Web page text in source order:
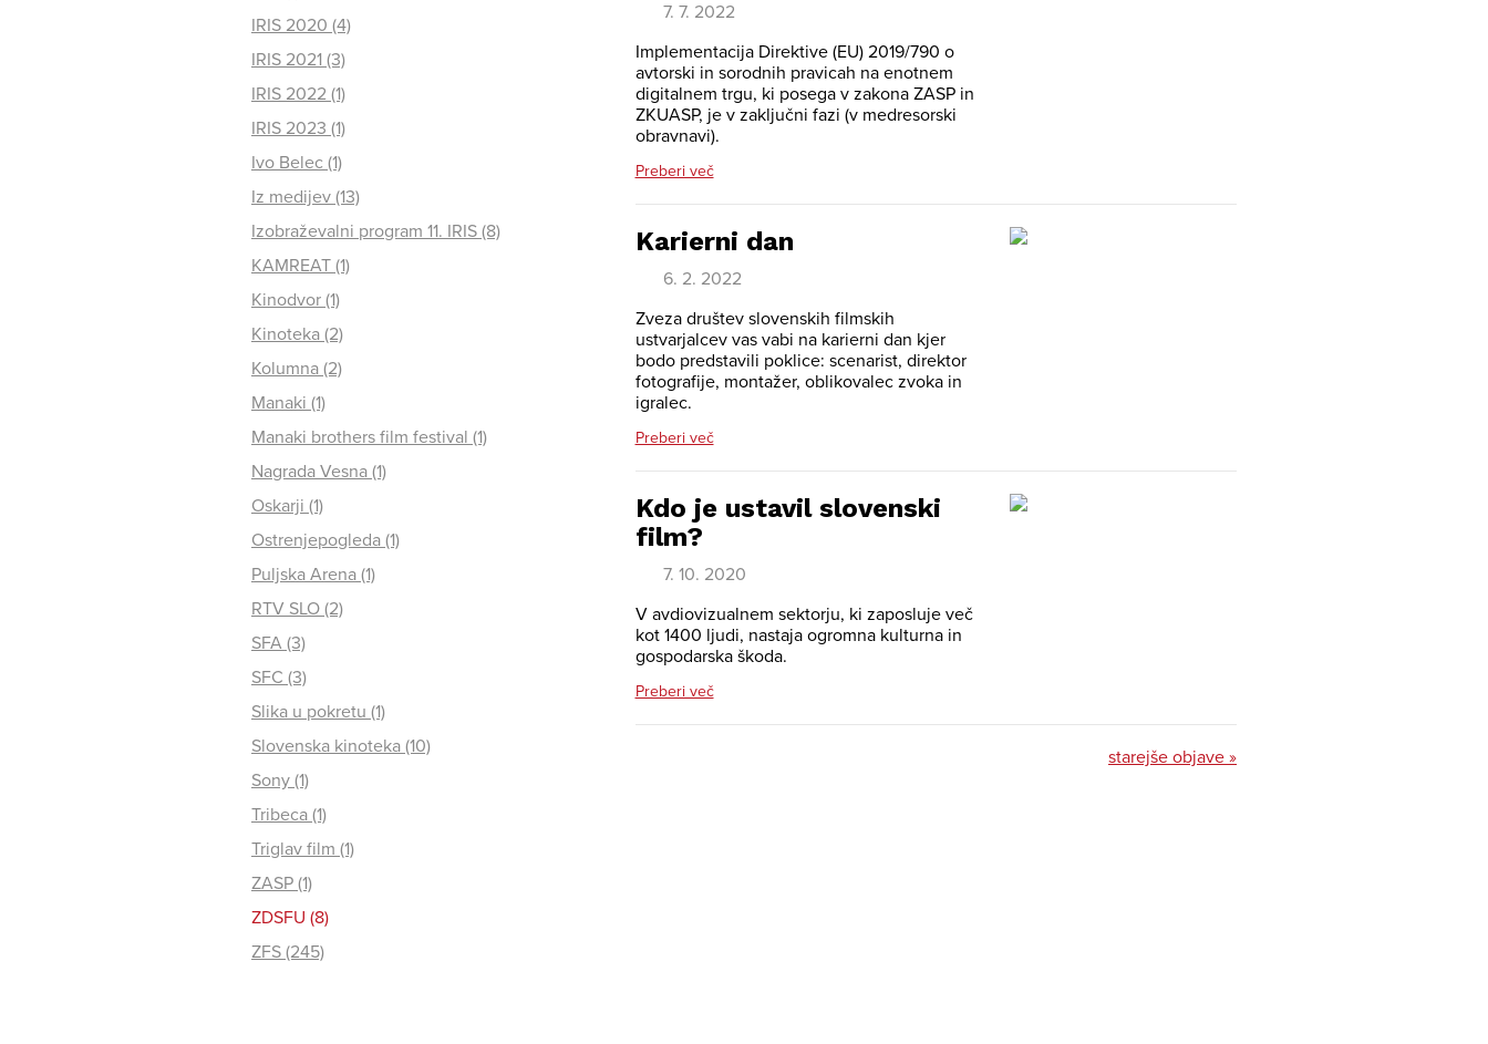
IRIS 2020 (4)
IRIS 2021 (3)
IRIS 2022 (1)
IRIS 2023 (1)
Ivo Belec (1)
Iz medijev (13)
Izobraževalni program 11. IRIS (8)
KAMREAT (1)
Kinodvor (1)
Kinoteka (2)
Kolumna (2)
Manaki (1)
Manaki brothers film festival (1)
Nagrada Vesna (1)
Oskarji (1)
Ostrenjepogleda (1)
Puljska Arena (1)
RTV SLO (2)
SFA (3)
SFC (3)
Slika u pokretu (1)
Slovenska kinoteka (10)
Sony (1)
Tribeca (1)
Triglav film (1)
ZASP (1)
ZDSFU (8)
ZFS (245)
7. 7. 2022
Implementacija Direktive (EU) 2019/790 o
avtorski in sorodnih pravicah na enotnem
digitalnem trgu, ki posega v zakona ZASP in
ZKUASP, je v zaključni fazi (v medresorski
obravnavi).
Preberi več
Karierni dan
6. 2. 2022
Zveza društev slovenskih filmskih
ustvarjalcev vas vabi na karierni dan kjer
bodo predstavili poklice: scenarist, direktor
fotografije, montažer, oblikovalec zvoka in
igralec.
Preberi več
Kdo je ustavil slovenski
film?
7. 10. 2020
V avdiovizualnem sektorju, ki zaposluje več
kot 1400 ljudi, nastaja ogromna kulturna in
gospodarska škoda.
Preberi več
starejše objave »